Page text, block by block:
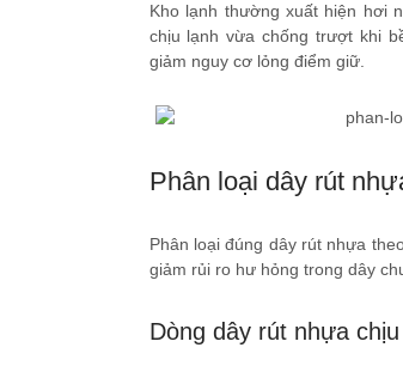
Kho lạnh thường xuất hiện hơi
chịu lạnh vừa chống trượt khi
giảm nguy cơ lỏng điểm giữ.
Phân loại dây rút
Phân loại đúng dây rút nhựa
giảm rủi ro hư hỏng trong dây
Dòng dây rút nhựa